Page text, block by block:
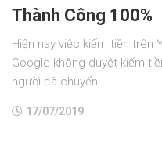
Thành Công 100%
Hiện nay việc kiếm tiền trên
Google không duyệt kiếm
người đã chuyển...
17/07/2019